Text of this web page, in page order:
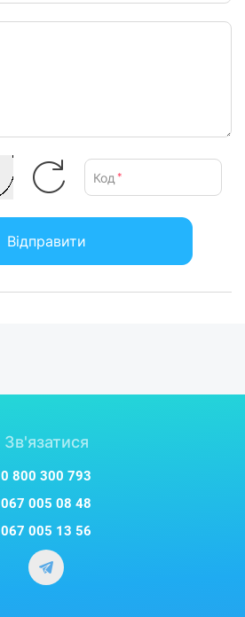
Код *
Відправити
Зв'язатися
0 800 300 793
067 005 08 48
067 005 13 56